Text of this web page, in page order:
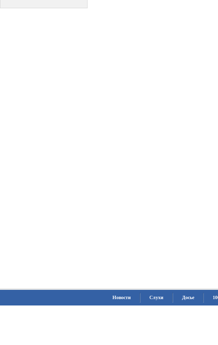
Новости Слухи Досье